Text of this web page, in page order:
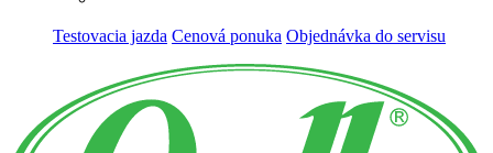
Testovacia jazda Cenová ponuka Objednávka do servisu